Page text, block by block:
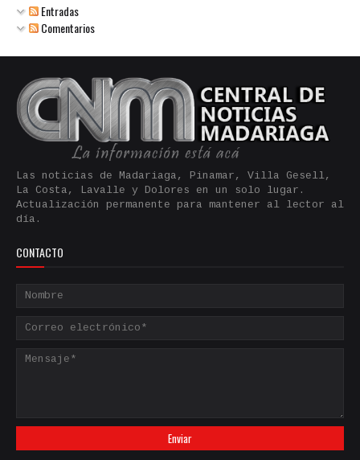
Entradas
Comentarios
Las noticias de Madariaga, Pinamar, Villa Gesell,
La Costa, Lavalle y Dolores en un solo lugar.
Actualización permanente para mantener al lector al
día.
CONTACTO